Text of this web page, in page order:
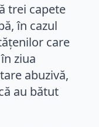
trei capete
în cazul
care
ziua
abuzivă,
au bătut